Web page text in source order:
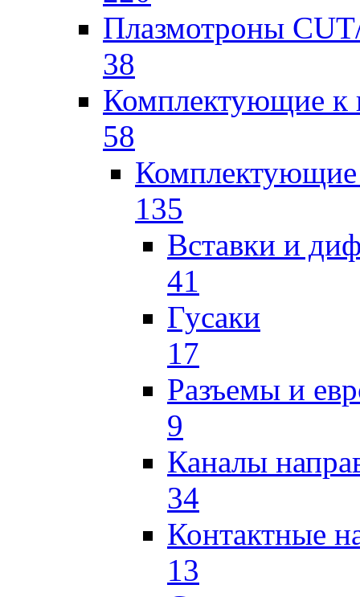
Плазмотроны
38
Комплектующие к
58
135
Вставки и
41
Гусаки
17
Разъемы и
9
Каналы
34
Контактные
13